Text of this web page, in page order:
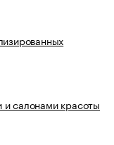
и салонами красоты